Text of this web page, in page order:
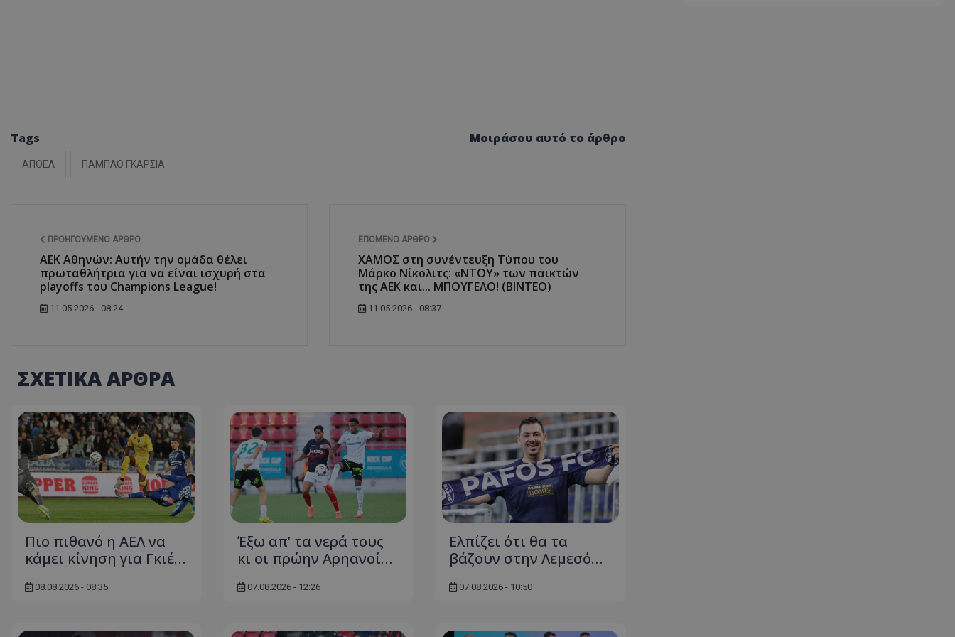
Tags
ΑΠΟΕΛ ΠΑΜΠΛΟ ΓΚΑΡΣΙΑ
Μοιράσου αυτό το άρθρο
ΠΡΟΗΓΟΎΜΕΝΟ ΆΡΘΡΟ
ΑΕΚ Αθηνών: Αυτήν την ομάδα θέλει
πρωταθλήτρια για να είναι ισχυρή στα
playoffs του Champions League!
11.05.2026 - 08:24
ΕΠΌΜΕΝΟ ΆΡΘΡΟ
ΧΑΜΟΣ στη συνέντευξη Τύπου του
Μάρκο Νίκολιτς: «ΝΤΟΥ» των παικτών
της ΑΕΚ και... ΜΠΟΥΓΕΛΟ! (ΒΙΝΤΕΟ)
11.05.2026 - 08:37
ΣΧΕΤΙΚΑ ΑΡΘΡΑ
Πιο πιθανό η ΑΕΛ να
κάμει κίνηση για Γκιέ…
08.08.2026 - 08:35
Έξω απ’ τα νερά τους
κι οι πρώην Αρηανοί…
07.08.2026 - 12:26
Ελπίζει ότι θα τα
βάζουν στην Λεμεσό…
07.08.2026 - 10:50